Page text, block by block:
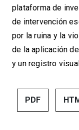
plataforma de
de intervención
por la ruina y la
de la aplicación
y un registro
PDF